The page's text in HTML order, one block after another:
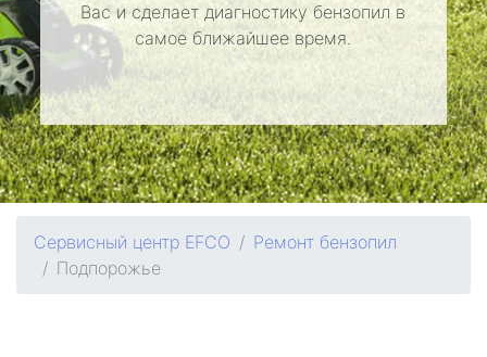
Вас и сделает диагностику бензопил в
самое ближайшее время.
Сервисный центр EFCO
Ремонт бензопил
Подпорожье